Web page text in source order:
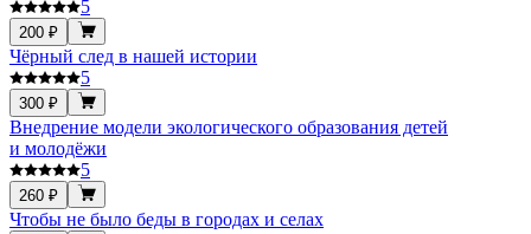
5
200 ₽
Чёрный след в нашей истории
5
300 ₽
Внедрение модели экологического образования детей
и молодёжи
5
260 ₽
Чтобы не было беды в городах и селах